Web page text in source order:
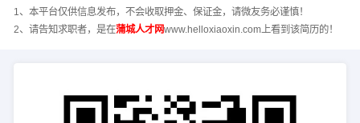
1、本平台仅供信息发布，不会收取押金、保证金，请微友务必谨慎！
2、请告知求职者，是在蒲城人才网www.helloxiaoxin.com上看到该简历的！